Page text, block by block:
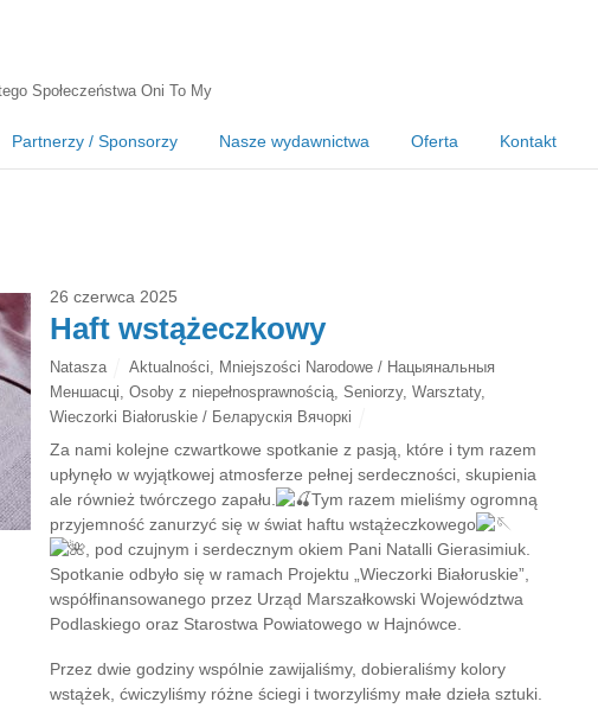
Społeczeństwa Oni To My
Partnerzy / Sponsorzy Nasze wydawnictwa Oferta Kontakt
26 czerwca 2025
Haft wstążeczkowy
Natasza Aktualności, Mniejszości Narodowe / Нацыянальныя
Меншасці, Osoby z niepełnosprawnością, Seniorzy, Warsztaty,
Wieczorki Białoruskie / Беларускія Вячоркі
Za nami kolejne czwartkowe spotkanie z pasją, które i tym razem
upłynęło w wyjątkowej atmosferze pełnej serdeczności, skupienia
ale również twórczego zapału.
Tym razem mieliśmy ogromną
przyjemność zanurzyć się w świat haftu wstążeczkowego
, pod czujnym i serdecznym okiem Pani Natalli Gierasimiuk.
Spotkanie odbyło się w ramach Projektu „Wieczorki Białoruskie”,
współfinansowanego przez Urząd Marszałkowski Województwa
Podlaskiego oraz Starostwa Powiatowego w Hajnówce.
Przez dwie godziny wspólnie zawijaliśmy, dobieraliśmy kolory
wstążek, ćwiczyliśmy różne ściegi i tworzyliśmy małe dzieła sztuki.